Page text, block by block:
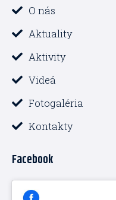
o
k
f
e
O nás
Aktuality
Aktivity
Videá
Fotogaléria
Kontakty
Facebook